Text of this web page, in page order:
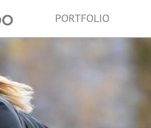
PORTFOLIO